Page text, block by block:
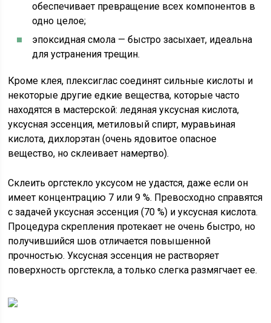
обеспечивает превращение всех компонентов в
одно целое;
эпоксидная смола — быстро засыхает, идеальна
для устранения трещин.
Кроме клея, плексиглас соединят сильные кислоты и
некоторые другие едкие вещества, которые часто
находятся в мастерской: ледяная уксусная кислота,
уксусная эссенция, метиловый спирт, муравьиная
кислота, дихлорэтан (очень ядовитое опасное
вещество, но склеивает намертво).
Склеить оргстекло уксусом не удастся, даже если он
имеет концентрацию 7 или 9 %. Превосходно справятся
с задачей уксусная эссенция (70 %) и уксусная кислота.
Процедура скрепления протекает не очень быстро, но
получившийся шов отличается повышенной
прочностью. Уксусная эссенция не растворяет
поверхность оргстекла, а только слегка размягчает ее.